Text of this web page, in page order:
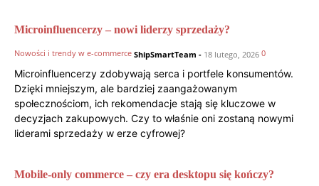
Microinfluencerzy – nowi liderzy sprzedaży?
Nowości i trendy w e-commerce ShipSmartTeam - 18 lutego, 2026 0
Microinfluencerzy zdobywają serca i portfele konsumentów.
Dzięki mniejszym, ale bardziej zaangażowanym
społecznościom, ich rekomendacje stają się kluczowe w
decyzjach zakupowych. Czy to właśnie oni zostaną nowymi
liderami sprzedaży w erze cyfrowej?
Mobile-only commerce – czy era desktopu się kończy?